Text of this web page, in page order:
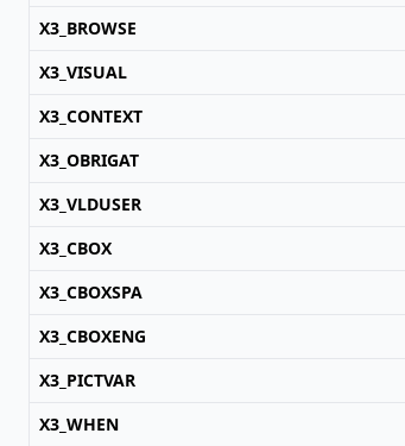
X3_BROWSE
X3_VISUAL
X3_CONTEXT
X3_OBRIGAT
X3_VLDUSER
X3_CBOX
X3_CBOXSPA
X3_CBOXENG
X3_PICTVAR
X3_WHEN